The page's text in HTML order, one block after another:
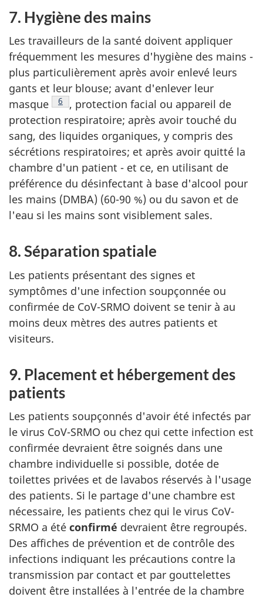
7. Hygiène des mains
Les travailleurs de la santé doivent appliquer
fréquemment les mesures d'hygiène des mains -
plus particulièrement après avoir enlevé leurs
gants et leur blouse; avant d'enlever leur
masque
Note de bas de page
6
, protection facial ou appareil de
protection respiratoire; après avoir touché du
sang, des liquides organiques, y compris des
sécrétions respiratoires; et après avoir quitté la
chambre d'un patient - et ce, en utilisant de
préférence du désinfectant à base d'alcool pour
les mains (DMBA) (60-90 %) ou du savon et de
l'eau si les mains sont visiblement sales.
8. Séparation spatiale
Les patients présentant des signes et
symptômes d'une infection soupçonnée ou
confirmée de CoV-SRMO doivent se tenir à au
moins deux mètres des autres patients et
visiteurs.
9. Placement et hébergement des
patients
Les patients soupçonnés d'avoir été infectés par
le virus CoV-SRMO ou chez qui cette infection est
confirmée devraient être soignés dans une
chambre individuelle si possible, dotée de
toilettes privées et de lavabos réservés à l'usage
des patients. Si le partage d'une chambre est
nécessaire, les patients chez qui le virus CoV-
SRMO a été confirmé devraient être regroupés.
Des affiches de prévention et de contrôle des
infections indiquant les précautions contre la
transmission par contact et par gouttelettes
doivent être installées à l'entrée de la chambre